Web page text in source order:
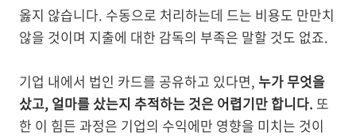
옳지 않습니다. 수동으로 처리하는데 드는 비용도 만만치
않을 것이며 지출에 대한 감독의 부족은 말할 것도 없죠.
기업 내에서 법인 카드를 공유하고 있다면, 누가 무엇을
샀고, 얼마를 샀는지 추적하는 것은 어렵기만 합니다. 또
한 이 힘든 과정은 기업의 수익에만 영향을 미치는 것이